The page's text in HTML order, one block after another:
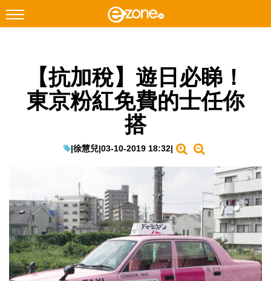
Facebook Instagram
科技焦點
IT Times
生成式AI與雲端應用
Enterprise Digital Transformation
【抗加稅】遊日必睇！
東京粉紅免費的士任你
搭
|徐慧兒|03-10-2019 18:32|